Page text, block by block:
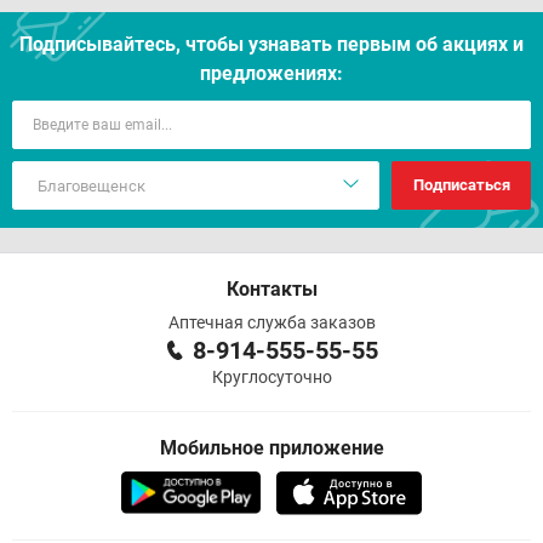
Подписывайтесь, чтобы узнавать первым об акцияx и
предложениях:
Подписаться
Контакты
Аптечная служба заказов
8-914-555-55-55
Круглосуточно
Мобильное приложение